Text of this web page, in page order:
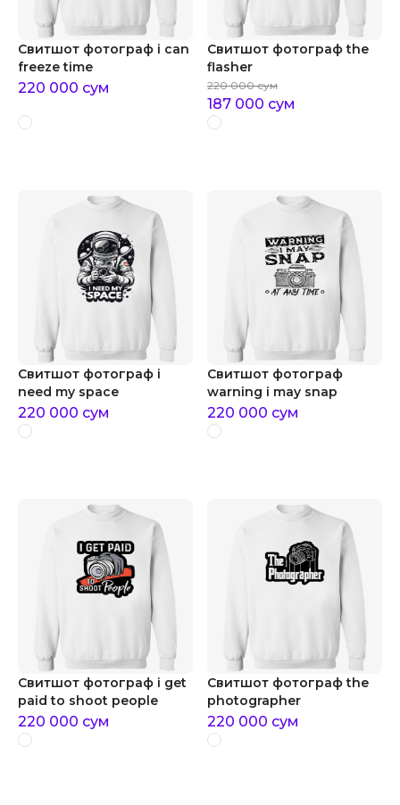
Свитшот фотограф i can
freeze time
220 000 сум
Свитшот фотограф the
flasher
220 000 сум
187 000 сум
Свитшот фотограф i
need my space
220 000 сум
Свитшот фотограф
warning i may snap
220 000 сум
Свитшот фотограф i get
paid to shoot people
220 000 сум
Свитшот фотограф the
photographer
220 000 сум